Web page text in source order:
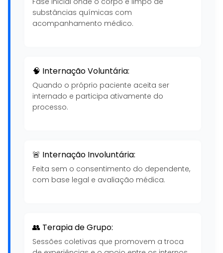
substâncias químicas com
acompanhamento médico.
🧠 Internação Voluntária:
Quando o próprio paciente aceita ser
internado e participa ativamente do
processo.
🚨 Internação Involuntária:
Feita sem o consentimento do dependente,
com base legal e avaliação médica.
👥 Terapia de Grupo:
Sessões coletivas que promovem a troca